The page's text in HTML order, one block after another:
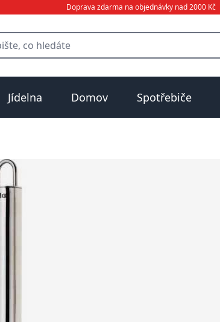
Doprava zdarma na objednávky nad 2000 Kč
Jídelna Domov Spotřebiče